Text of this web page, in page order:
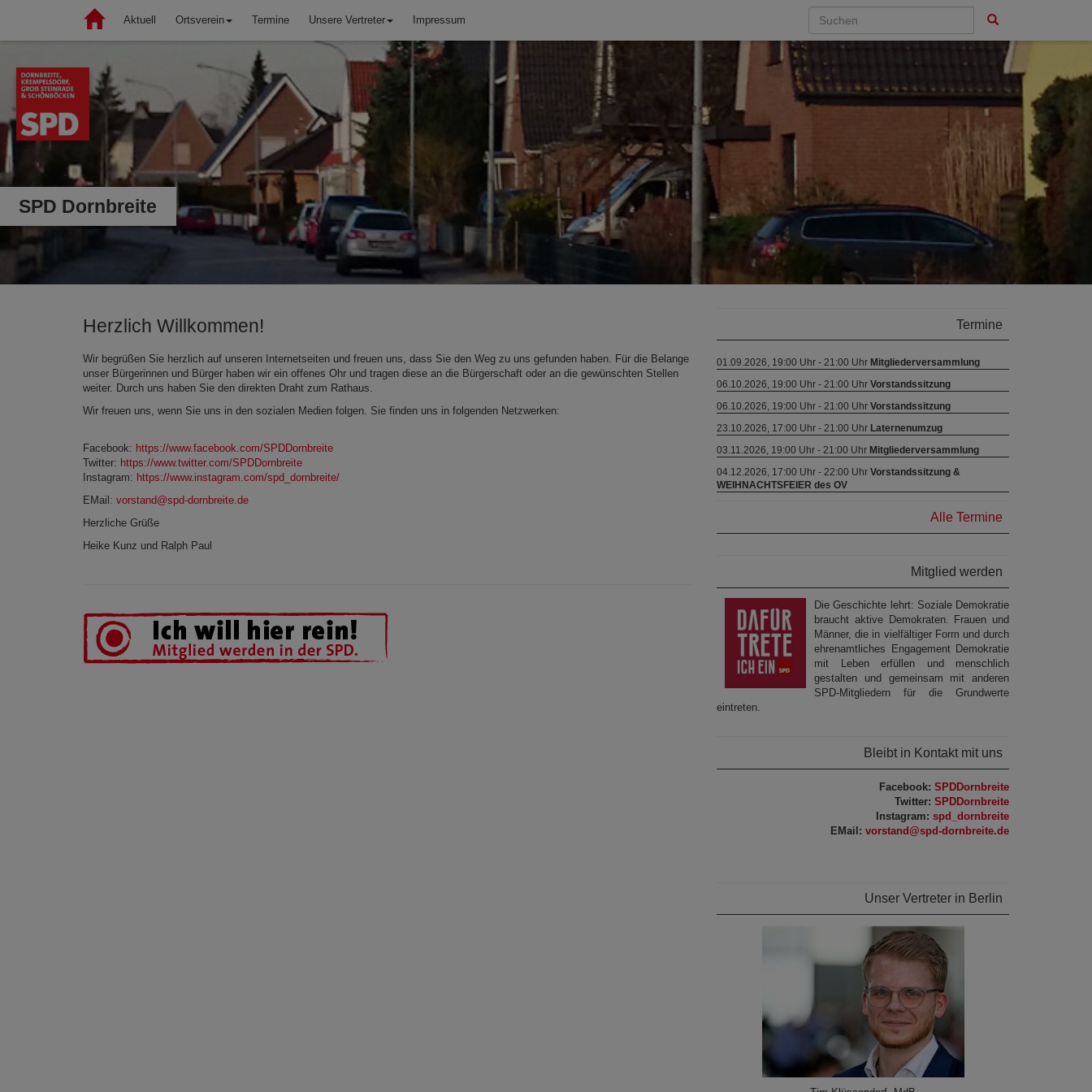
Aktuell Ortsverein Termine Unsere Vertreter Impressum
SPD Dornbreite
Herzlich Willkommen!
Wir begrüßen Sie herzlich auf unseren Internetseiten und freuen uns, dass Sie den Weg zu uns gefunden haben. Für die Belange
unser Bürgerinnen und Bürger haben wir ein offenes Ohr und tragen diese an die Bürgerschaft oder an die gewünschten Stellen
weiter. Durch uns haben Sie den direkten Draht zum Rathaus.
Wir freuen uns, wenn Sie uns in den sozialen Medien folgen. Sie finden uns in folgenden Netzwerken:
Facebook: https://www.facebook.com/SPDDornbreite
Twitter: https://www.twitter.com/SPDDornbreite
​Instagram: https://www.instagram.com/spd_dornbreite/
EMail: vorstand@spd-dornbreite.de
Herzliche Grüße
Heike Kunz und Ralph Paul
Termine
01.09.2026, 19:00 Uhr - 21:00 Uhr Mitgliederversammlung
06.10.2026, 19:00 Uhr - 21:00 Uhr Vorstandssitzung
06.10.2026, 19:00 Uhr - 21:00 Uhr Vorstandssitzung
23.10.2026, 17:00 Uhr - 21:00 Uhr Laternenumzug
03.11.2026, 19:00 Uhr - 21:00 Uhr Mitgliederversammlung
04.12.2026, 17:00 Uhr - 22:00 Uhr Vorstandssitzung &
WEIHNACHTSFEIER des OV
Alle Termine
Mitglied werden
Die Geschichte lehrt: Soziale Demokratie
braucht aktive Demokraten. Frauen und
Männer, die in vielfältiger Form und durch
ehrenamtliches Engagement Demokratie
mit Leben erfüllen und menschlich
gestalten und gemeinsam mit anderen
SPD-Mitgliedern für die Grundwerte
eintreten.
Bleibt in Kontakt mit uns
Facebook: SPDDornbreite
Twitter: SPDDornbreite
​Instagram: spd_dornbreite
EMail: vorstand@spd-dornbreite.de
Unser Vertreter in Berlin